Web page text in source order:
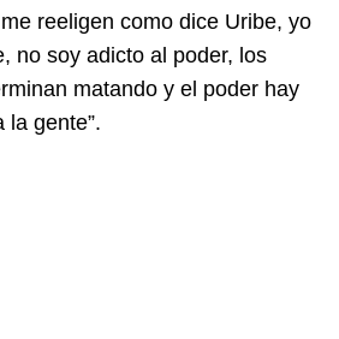
reeligen como dice Uribe, yo
no soy adicto al poder, los
matando y el poder hay
la gente”.